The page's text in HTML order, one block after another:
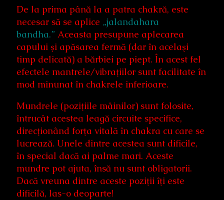
De la prima până la a patra chakră, este
necesar să se aplice „jalandahara
bandha.” Aceasta presupune aplecarea
capului şi apăsarea fermă (dar în acelaşi
timp delicată) a bărbiei pe piept. În acest fel
efectele mantrele/vibraţiilor sunt facilitate în
mod minunat în chakrele inferioare.
Mundrele (poziţiile mâinilor) sunt folosite,
întrucât acestea leagă circuite specifice,
direcţionând forţa vitală în chakra cu care se
lucrează. Unele dintre acestea sunt dificile,
în special dacă ai palme mari. Aceste
mundre pot ajuta, însă nu sunt obligatorii.
Dacă vreuna dintre aceste poziţii îţi este
dificilă, las-o deoparte!